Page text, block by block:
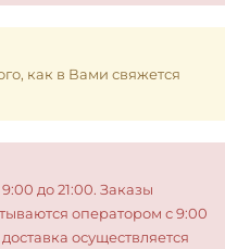
как в Вами свяжется
до 21:00. Заказы
оператором с 9:00
осуществляется